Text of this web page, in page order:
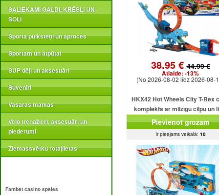
SALIEKAMI GALDI, KRĒSLI UN
SOLI
Sporta pulksteņi un aproces
Sportam un atpūtai
SUP dēļi un aksesuāri
Suvenīri
Vasaras mantas
Velo trenažieri, aksesuāri un
piederumi
Ziemassvētku rotaļlietas
Fambet casino spēles
38.95 €44.99 €
Atlaide: -13%
(No 2026-08-02 līdz 2026-08-
HKX42 Hot Wheels City T-Rex
komplekts ar milzīgu cilpu un
dinozauru
Pievienot grozam
Ir pieejams veikalā: 10